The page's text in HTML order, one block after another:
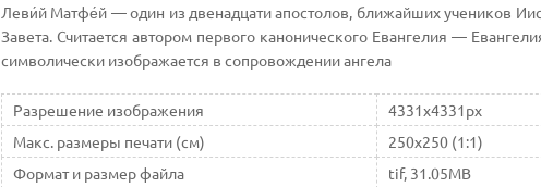
Леви́й Матфе́й — один из двенадцати апостолов, ближайших учеников
Завета. Считается автором первого канонического Евангелия —
символически изображается в сопровождении ангела
Разрешение изображения
4331x4331px
Макс. размеры печати (см)
250x250 (1:1)
Формат и размер файла
tif, 31.05MB